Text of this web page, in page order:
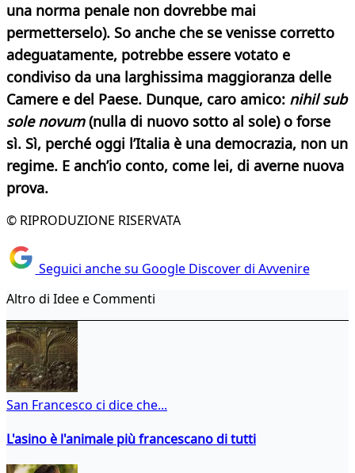
una norma penale non dovrebbe mai
permetterselo). So anche che se venisse corretto
adeguatamente, potrebbe essere votato e
condiviso da una larghissima maggioranza delle
Camere e del Paese. Dunque, caro amico: nihil sub
sole novum(nulla di nuovo sotto al sole) o forse
sì. Sì, perché oggi l’Italia è una democrazia, non un
regime. E anch’io conto, come lei, di averne nuova
prova.
© RIPRODUZIONE RISERVATA
Seguici anche su Google Discover di Avvenire
Altro di Idee e Commenti
San Francesco ci dice che...
L'asino è l'animale più francescano di tutti